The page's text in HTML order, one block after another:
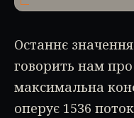
Останнє
говорить нам
максимальна
оперує 1536